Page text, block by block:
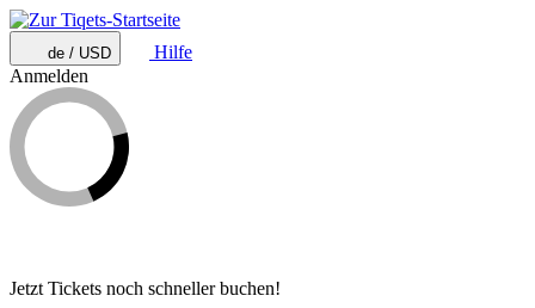
de / USD
Hilfe
Anmelden
Jetzt Tickets noch schneller buchen!